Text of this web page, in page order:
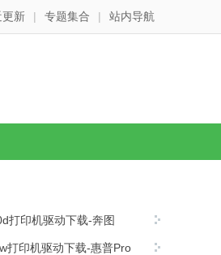
更新 | 专题集合 | 站内导航
打印机驱动下载-奔图
动最新版下载
打印机驱动下载-惠普Pro